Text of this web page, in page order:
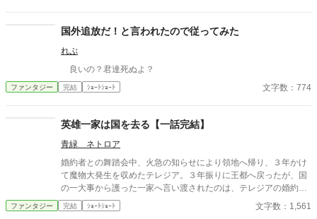
国外追放だ！と言われたので従ってみた
れぷ
良いの？君達死ぬよ？
ファンタジー 完結 ｼｮｰﾄｼｮｰﾄ 文字数：774
英雄一家は国を去る【一話完結】
青緑 ネトロア
婚約者との舞踏会中、火急の知らせにより領地へ帰り、３年かけ
て魔物大発生を収めたテレジア。３年振りに王都へ戻ったが、国
の一大事から護った一家へ言い渡されたのは、テレジアの婚約破
棄だった。 - - - - - - - - - - - - - ただいま後日談の加筆を計画中で
す。 2025/06/22
ファンタジー 完結 ｼｮｰﾄｼｮｰﾄ 文字数：1,561